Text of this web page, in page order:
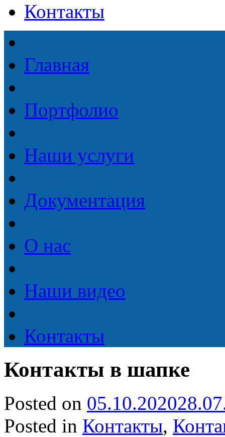
Контакты
Главная
Портфолио
Наши услуги
Документация
О нас
Наши видео
Контакты
Контакты в шапке
Posted on 05.10.2020
Posted in Контакты,